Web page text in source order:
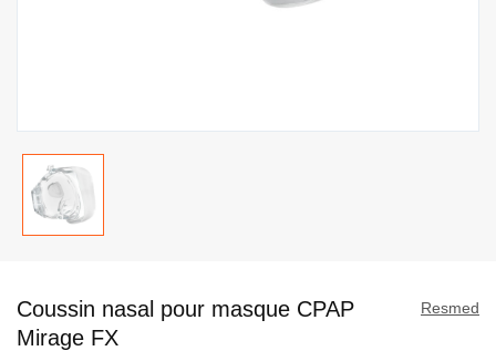
début
de
Resmed
Coussin nasal pour masque CPAP
Mirage FX